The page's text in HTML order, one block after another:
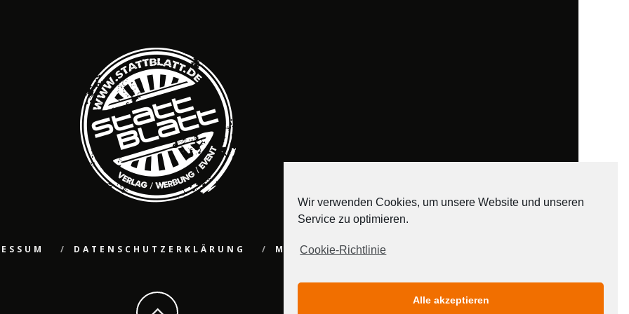
DATENSCHUTZERKLÄRUNG MEDIADATEN
Wir verwenden Cookies, um unsere Website und unseren
Service zu optimieren.
Cookie-Richtlinie
Alle akzeptieren